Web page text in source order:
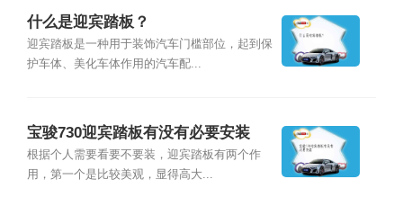
什么是迎宾踏板？
迎宾踏板是一种用于装饰汽车门槛部位，起到保
护车体、美化车体作用的汽车配...
宝骏730迎宾踏板有没有必要安装
根据个人需要看要不要装，迎宾踏板有两个作
用，第一个是比较美观，显得高大...